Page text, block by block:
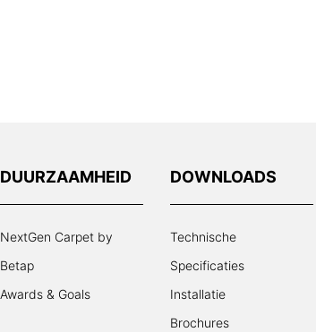
DUURZAAMHEID
NextGen Carpet by
Betap
Awards & Goals
DOWNLOADS
Technische
Specificaties
Installatie
Brochures